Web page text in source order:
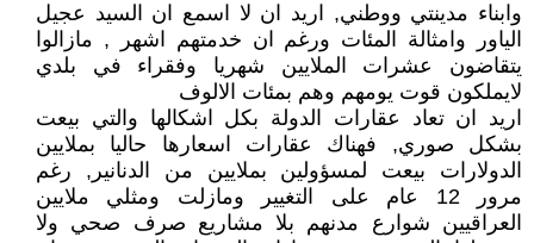
وابناء مدينتي ووطني, اريد ان لا اسمع ان السيد عجيل
الياور وامثالة المئات ورغم ان خدمتهم اشهر , مازالوا
يتقاضون عشرات الملايين شهريا وفقراء في بلدي
لايملكون قوت يومهم وهم بمئات الالوف
اريد ان تعاد عقارات الدولة بكل اشكالها والتي بيعت
بشكل صوري, فهناك عقارات اسعارها حاليا بملايين
الدولارات بيعت لمسؤولين بملايين من الدنانير, رغم
مرور 12 عام على التغيير ومازلت ومثلي ملايين
العراقيين شوارع مدنهم بلا مشاريع صرف صحي ولا